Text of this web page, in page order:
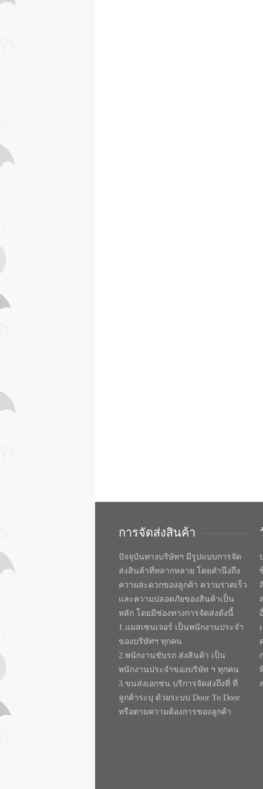
การจัดส่งสินค้า
ปัจจุบันทางบริษัทฯ มีรูปแบบการจัด
ส่งสินค้าที่หลากหลาย โดยคำนึงถึง
ความสะดวกของลูกค้า ความรวดเร็ว
และความปลอดภัยของสินค้าเป็น
หลัก โดยมีช่องทางการจัดส่งดังนี้
1.แมสเซนเจอร์ เป็นพนักงานประจำ
ของบริษัทฯ ทุกคน
2.พนักงานขับรถ ส่งสินค้า เป็น
พนักงานประจำของบริษัท ฯ ทุกคน
3.ขนส่งเอกชน บริการจัดส่งถึงที่ ที่
ลูกค้าระบุ ด้วยระบบ Door To Door
หรือตามความต้องการของลูกค้า